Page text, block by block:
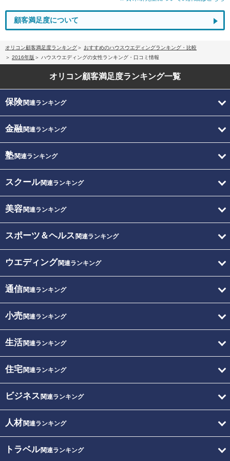
顧客満足度について
オリコン顧客満足度ランキング
おすすめのハウスウエディングランキング・比較
2016年版
ハウスウエディングの女性ランキング・口コミ情報
オリコン顧客満足度ランキング一覧
保険関連ランキング
金融関連ランキング
塾関連ランキング
スクール関連ランキング
美容関連ランキング
スポーツ＆ヘルス 関連ランキング
ウエディング関連ランキング
通信関連ランキング
小売関連ランキング
生活関連ランキング
住宅関連ランキング
ビジネス 関連ランキング
人材関連ランキング
トラベル関連ランキング